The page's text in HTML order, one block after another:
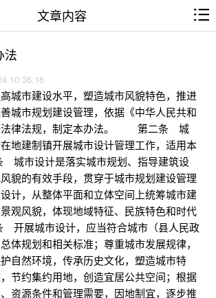
文章内容
法
10:36:16
市建设水平，塑造城市风貌特色，推进
城市规划建设管理，依据《中华人民共和
法律法规，制定本办法。 第二条 城
地建制镇开展城市设计管理工作，适用本
市设计是落实城市规划、指导建筑设
貌的有效手段，贯穿于城市规划建设管理
计，从整体平面和立体空间上统筹城市建
观风貌，体现地域特征、民族特色和时代
展城市设计，应当符合城市（县人民政
体规划和相关标准；尊重城市发展规律，
自然环境，传承历史文化，塑造城市特
节约集约用地，创造宜居公共空间；根据
资源条件和管理需要，因地制宜，逐步推